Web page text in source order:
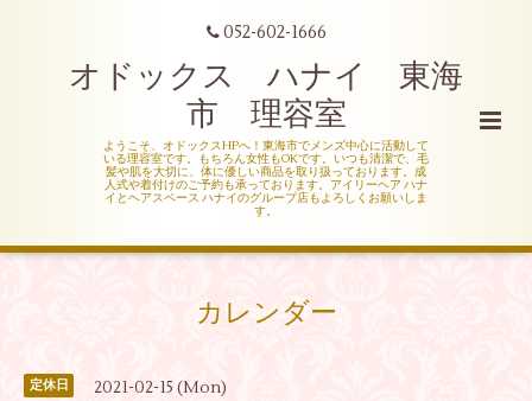
052-602-1666
オドックス ハナイ 東海
市 理容室
ようこそ、オドックスHPへ！東海市でメンズ中心に活動して
いる理容室です。もちろん女性もOKです。いつも清潔で、毛
髪や肌を大切に、体に優しい商品を取り扱っております。成
人式や着付けのご予約も承っております。アイリーヘア ハナ
イとヘアスペース ハナイのグループ店もよろしくお願いしま
す。
カレンダー
定休日 2021-02-15 (Mon)